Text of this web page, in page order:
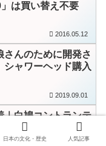
」は買い替え不要
2016.05.12
さんのために開発さ
シャワーヘッド購入
2019.09.01
｜白鳩コントランテ
日本の文化・歴史 人気記事